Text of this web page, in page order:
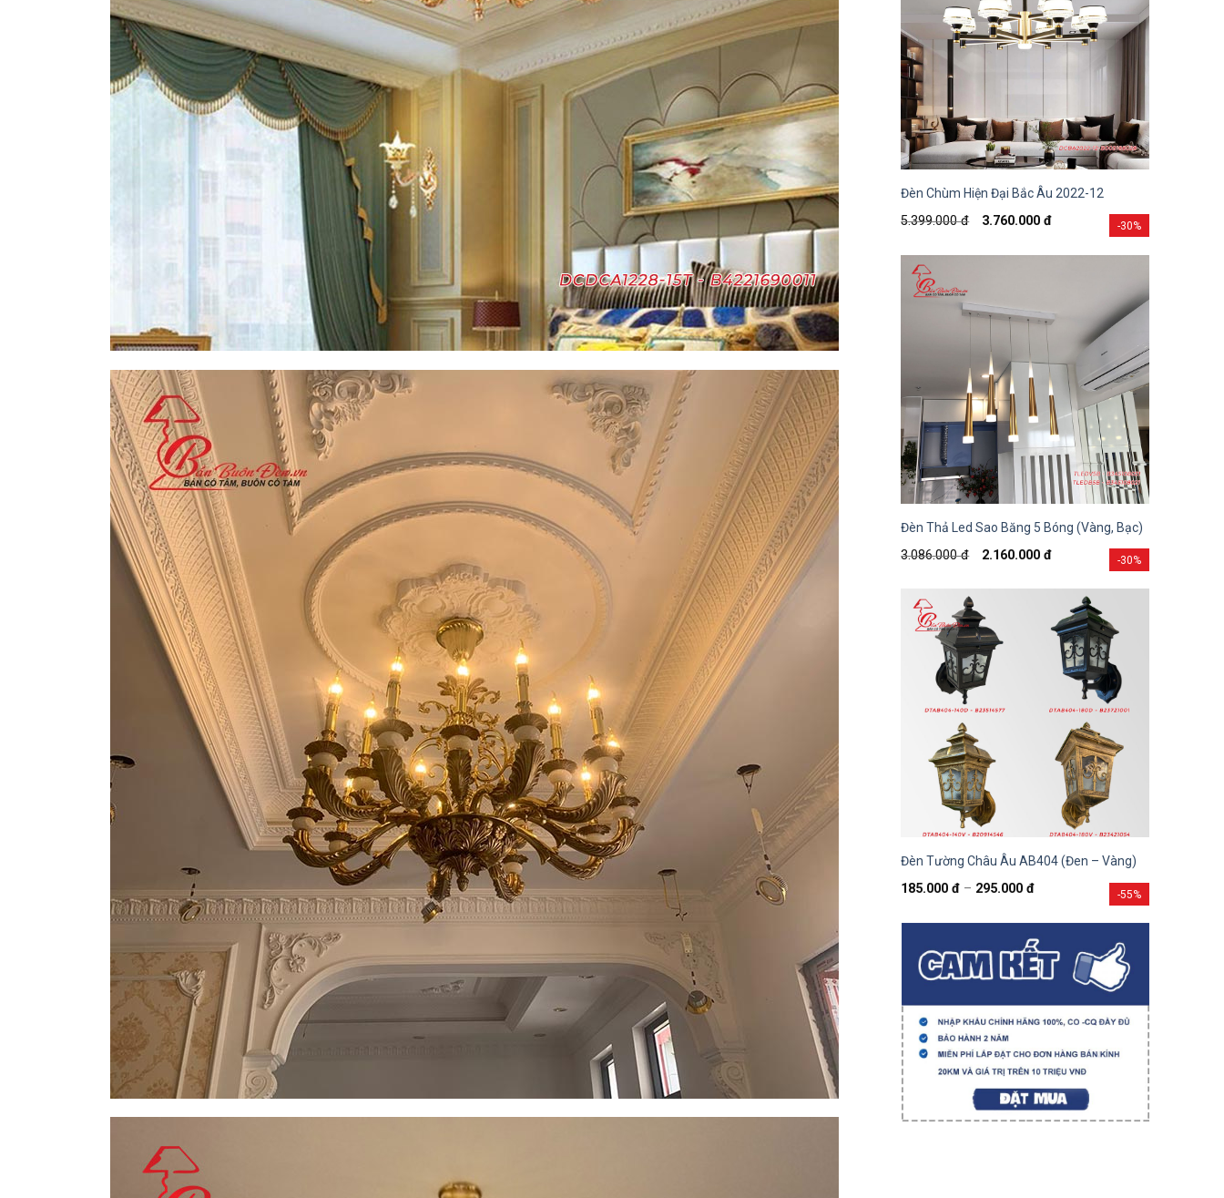
-30%
Đèn Chùm Hiện Đại Bắc Âu 2022-12
5.399.000đ 3.760.000 đ
-30%
Đèn Thả Led Sao Băng 5 Bóng (Vàng, Bạc)
3.086.000đ 2.160.000 đ
-55%
Đèn Tường Châu Âu AB404 (Đen – Vàng)
185.000đ – 295.000đ